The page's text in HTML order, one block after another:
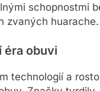
schopnostmi
zvaných huarache.
éra obuvi
technologií a